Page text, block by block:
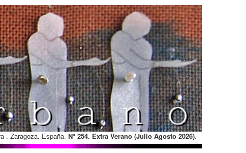
. Zaragoza. España. Nº 254. Extra Verano (Julio Agosto 2026).